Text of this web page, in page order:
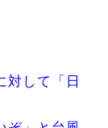
対して「日